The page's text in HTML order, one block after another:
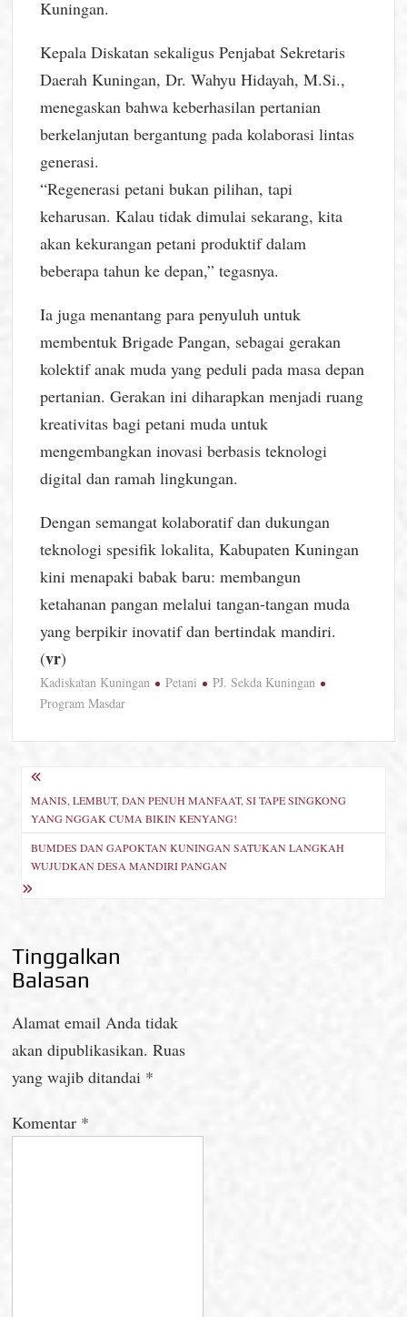
Kuningan.
Kepala Diskatan sekaligus Penjabat Sekretaris
Daerah Kuningan, Dr. Wahyu Hidayah, M.Si.,
menegaskan bahwa keberhasilan pertanian
berkelanjutan bergantung pada kolaborasi lintas
generasi.
“Regenerasi petani bukan pilihan, tapi
keharusan. Kalau tidak dimulai sekarang, kita
akan kekurangan petani produktif dalam
beberapa tahun ke depan,” tegasnya.
Ia juga menantang para penyuluh untuk
membentuk Brigade Pangan, sebagai gerakan
kolektif anak muda yang peduli pada masa depan
pertanian. Gerakan ini diharapkan menjadi ruang
kreativitas bagi petani muda untuk
mengembangkan inovasi berbasis teknologi
digital dan ramah lingkungan.
Dengan semangat kolaboratif dan dukungan
teknologi spesifik lokalita, Kabupaten Kuningan
kini menapaki babak baru: membangun
ketahanan pangan melalui tangan-tangan muda
yang berpikir inovatif dan bertindak mandiri.
(vr)
Kadiskatan Kuningan Petani
PJ. Sekda Kuningan
Program Masdar
Navigasi
pos
MANIS, LEMBUT, DAN PENUH MANFAAT, SI TAPE SINGKONG
YANG NGGAK CUMA BIKIN KENYANG!
BUMDES DAN GAPOKTAN KUNINGAN SATUKAN LANGKAH
WUJUDKAN DESA MANDIRI PANGAN
Tinggalkan
Balasan
Alamat email Anda tidak
akan dipublikasikan. Ruas
yang wajib ditandai *
Komentar *